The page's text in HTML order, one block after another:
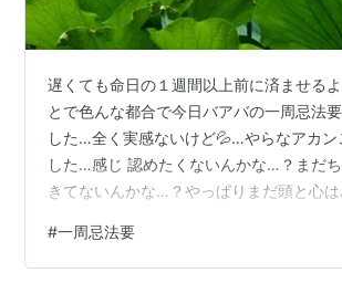
遅くても命日の１週間以上前に済ませる
とで色んな都合で今日バアバの一周忌法
した…全く実感ないけど💦…やらなアカン
した…感じ 認めたくないんかな…？まだ
きてないんかな…？やっぱりまだ頭と心
#一周忌法要